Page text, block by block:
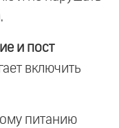
и пост
включить
питанию